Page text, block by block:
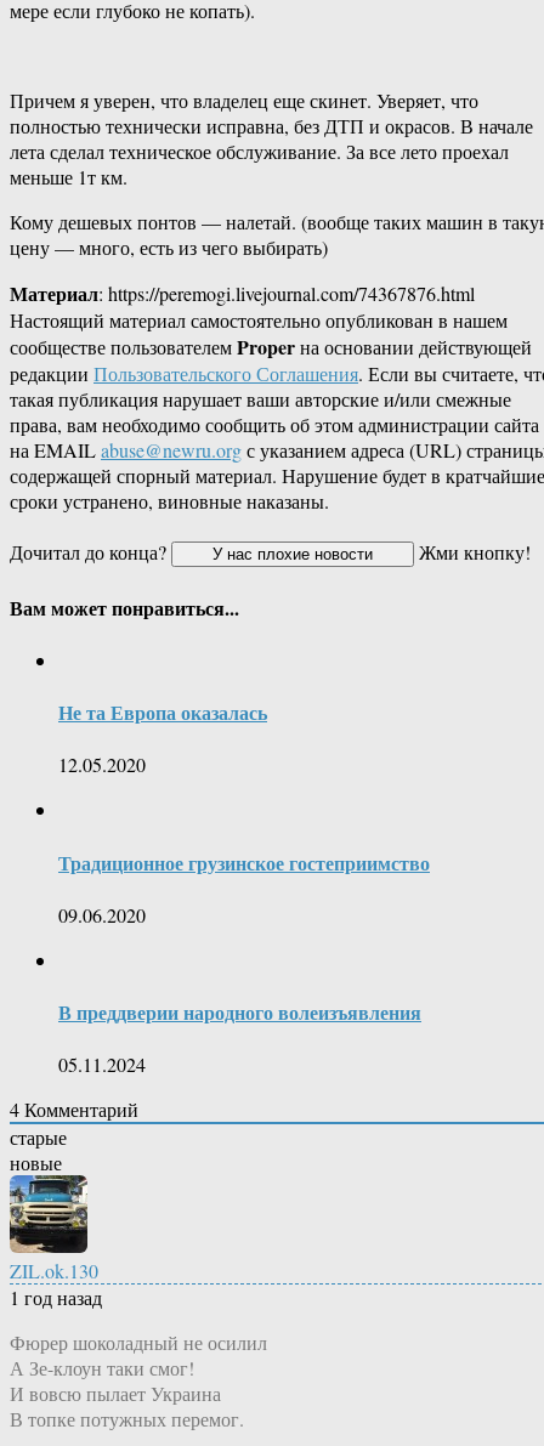
мере если глубоко не копать).
Причем я уверен, что владелец еще скинет. Уверяет, что
полностью технически исправна, без ДТП и окрасов. В начале
лета сделал техническое обслуживание. За все лето проехал
меньше 1т км.
Кому дешевых понтов — налетай. (вообще таких машин в
цену — много, есть из чего выбирать)
Материал: https://peremogi.livejournal.com/74367876.html
Настоящий материал самостоятельно опубликован в нашем
сообществе пользователемProperна основании действующей
редакции Пользовательского Соглашения. Если вы считаете,
такая публикация нарушает ваши авторские и/или смежные
права, вам необходимо сообщить об этом администрации сайта
на EMAILabuse@newru.orgс указанием адреса (URL)
содержащей спорный материал. Нарушение будет в кратчайшие
сроки устранено, виновные наказаны.
Дочитал до конца?
Жми кнопку!
Вам может понравиться...
Не та Европа оказалась
12.05.2020
Традиционное грузинское гостеприимство
09.06.2020
В преддверии народного волеизъявления
05.11.2024
4Комментарий
старые
новые
ZIL.ok.130
1 год назад
Фюрер шоколадный не осилил
А Зе-клоун таки смог!
И вовсю пылает Украина
В топке потужных перемог.